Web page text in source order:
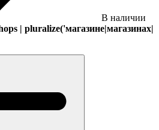
В наличии
| pluralize('магазине|магазинах|